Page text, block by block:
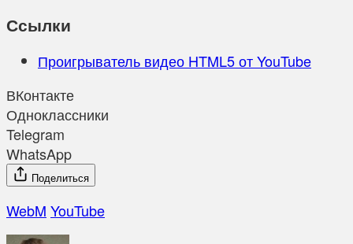
Ссылки
Проигрыватель видео HTML5 от YouTube
ВКонтакте
Одноклассники
Telegram
WhatsApp
Поделиться
WebM YouTube